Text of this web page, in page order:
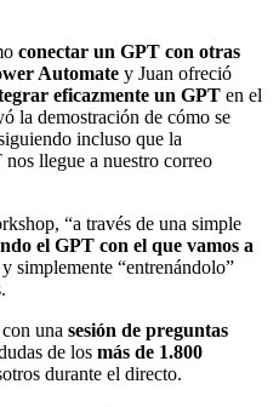
conectar un GPT con otras
Automate y Juan ofreció
eficazmente un GPT en el
la demostración de cómo se
incluso que la
llegue a nuestro correo
“a través de una simple
el GPT con el que vamos a
simplemente “entrenándolo”
una sesión de preguntas
de los más de 1.800
durante el directo.